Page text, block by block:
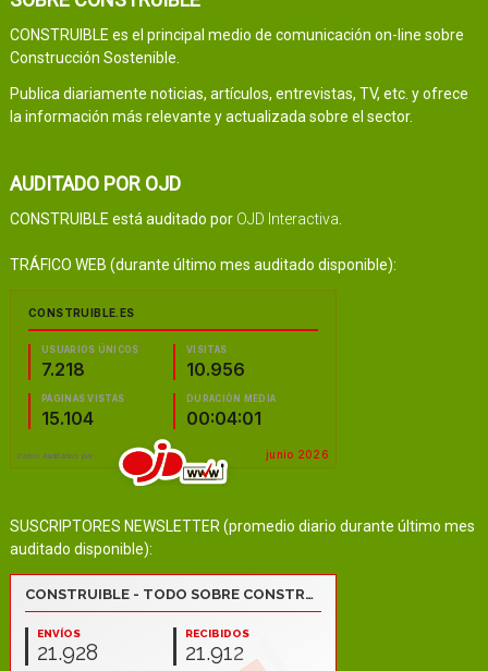
CONSTRUIBLE es el principal medio de comunicación on-line sobre
Construcción Sostenible.
Publica diariamente noticias, artículos, entrevistas, TV, etc. y ofrece
la información más relevante y actualizada sobre el sector.
AUDITADO POR OJD
CONSTRUIBLE está auditado por OJD Interactiva
TRÁFICO WEB (durante último mes auditado disponible):
SUSCRIPTORES NEWSLETTER (promedio diario durante último mes
auditado disponible):